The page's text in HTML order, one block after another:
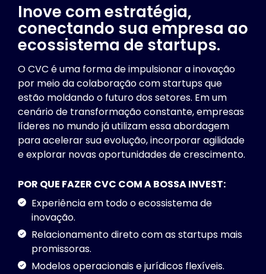
Inove com estratégia,
conectando sua empresa ao
ecossistema de startups.
O CVC é uma forma de impulsionar a inovação
por meio da colaboração com startups que
estão moldando o futuro dos setores. Em um
cenário de transformação constante, empresas
líderes no mundo já utilizam essa abordagem
para acelerar sua evolução, incorporar agilidade
e explorar novas oportunidades de crescimento.
POR QUE FAZER CVC COM A BOSSA INVEST:
Experiência em todo o ecossistema de
inovação.
Relacionamento direto com as startups mais
promissoras.
Modelos operacionais e jurídicos flexíveis.